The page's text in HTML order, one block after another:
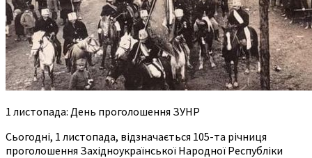
1 листопада: День проголошення ЗУНР
Сьогодні, 1 листопада, відзначається 105-та річниця
проголошення Західноукраїнської Народної Республіки